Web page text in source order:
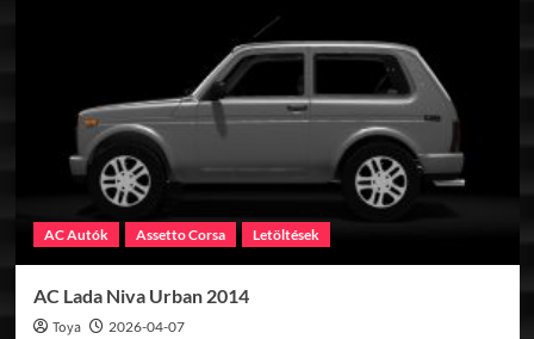
AC Autók Assetto Corsa Letöltések
AC Lada Niva Urban 2014
Toya 2026-04-07